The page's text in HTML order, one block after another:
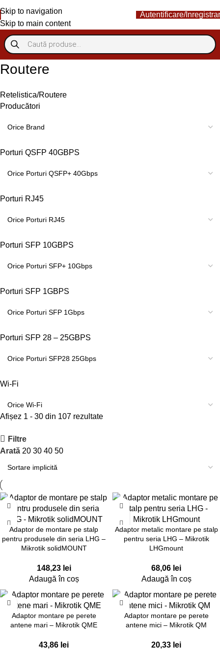
Skip to navigation
Skip to main content
Autentificare/
Routere
Retelistica Routere
Producători
Porturi QSFP 40GBPS
Porturi RJ45
Porturi SFP 10GBPS
Porturi SFP 1GBPS
Porturi SFP 28 – 25GBPS
Wi-Fi
Afișez 1 - 30 din 107 rezultate
Filtre
Arată 20 30 40 50
Adaptor de montare pe stalp
pentru produsele din seria LHG –
Mikrotik solidMOUNT
148,23 lei
Adaugă în coș
Adaptor metalic montare pe stalp
pentru seria LHG – Mikrotik
LHGmount
68,06 lei
Adaugă în coș
Adaptor montare pe perete
antene mari – Mikrotik QME
43,86 lei
Adaptor montare pe perete
antene mici – Mikrotik QM
20,33 lei